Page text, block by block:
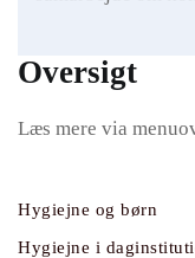
Oversigt
Læs mere via
Hygiejne og børn
Hygiejne i